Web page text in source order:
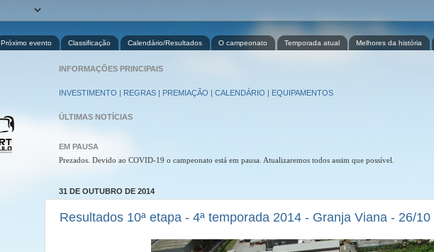
Próximo evento Classificação Calendário/Resultados O campeonato Temporada atual Melhores da história
INFORMAÇÕES PRINCIPAIS
INVESTIMENTO | REGRAS | PREMIAÇÃO | CALENDÁRIO | EQUIPAMENTOS
ÚLTIMAS NOTÍCIAS
EM PAUSA
Prezados. Devido ao COVID-19 o campeonato está em pausa. Atualizaremos todos assim que possível.
31 DE OUTUBRO DE 2014
Resultados 10ª etapa - 4ª temporada 2014 - Granja Viana - 26/10